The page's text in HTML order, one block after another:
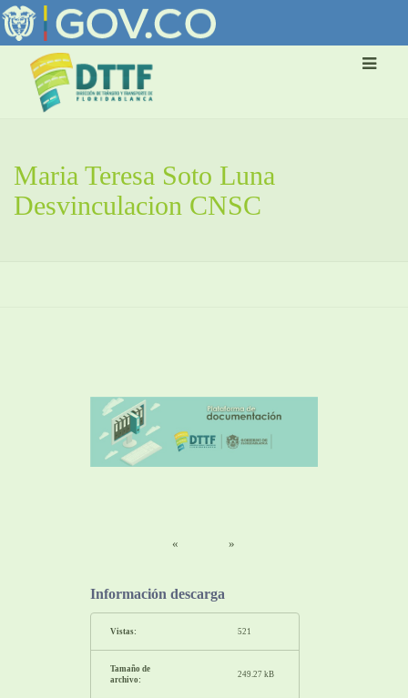
Maria Teresa Soto Luna
Desvinculacion CNSC
« »
Información descarga
Vistas: 521
Tamaño de
archivo:
249.27 kB